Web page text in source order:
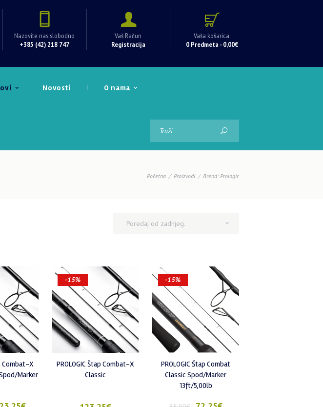
Nazovite nas slobodno
+385 (42) 218 747
Vaš Račun
Registracija
Vaša košarica:
0 Predmeta- 0,00€
Novosti O nama
Početna Proizvodi Brend: Prologic
Combat-X
Marker
-15%
PROLOGIC Štap Combat-X
Classic
-15%
PROLOGIC Štap Combat
Classic Spod/Marker
13ft/5,00lb